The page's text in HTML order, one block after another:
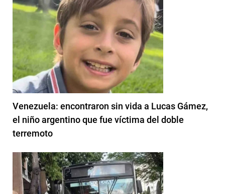
Venezuela: encontraron sin vida a Lucas Gámez,
el niño argentino que fue víctima del doble
terremoto